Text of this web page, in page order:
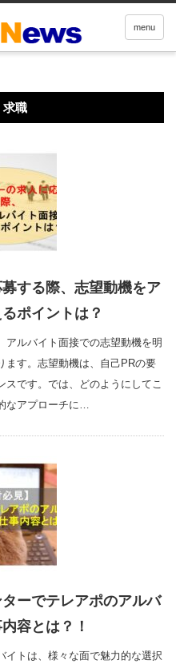
menu
求職
する際、志望動機をア
ポイントは？
アルバイト面接での志望動機を明
ます。志望動機は、自己PRの要
スです。では、どのようにしてこ
なアプローチに…
ーでテレアポのアルバ
容とは？！
イトは、様々な面で魅力的な選択